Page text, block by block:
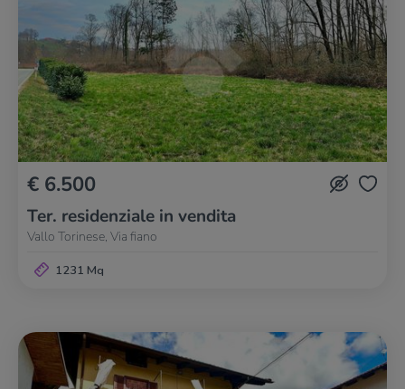
€ 6.500
Ter. residenziale in vendita
Vallo Torinese, Via fiano
1231 Mq